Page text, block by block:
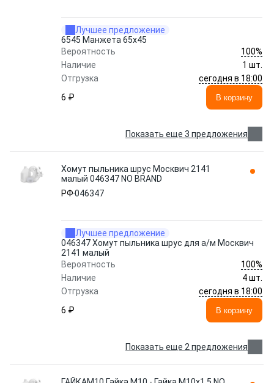
Лучшее предложение
6545 Манжета 65x45
Вероятность
100%
Наличие
1 шт.
Отгрузка
сегодня в 18:00
6 ₽
В корзину
Показать еще 3 предложения
Хомут пыльника шрус Москвич 2141
малый 046347 NO BRAND
РФ046347
Лучшее предложение
046347 Хомут пыльника шрус для а/м Москвич
2141 малый
Вероятность
100%
Наличие
4 шт.
Отгрузка
сегодня в 18:00
6 ₽
В корзину
Показать еще 2 предложения